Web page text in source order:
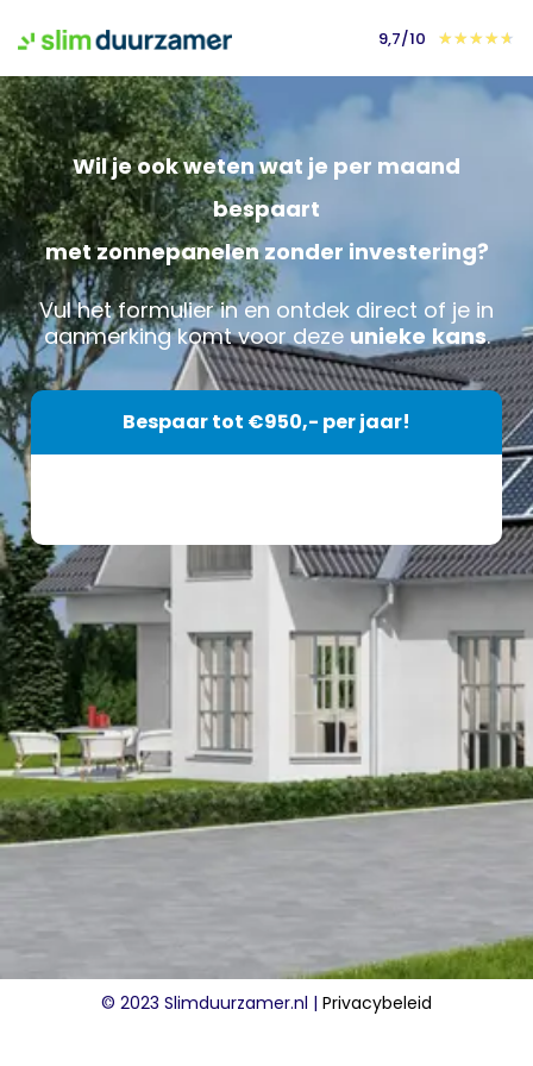
9,7/10 ★★★★★
Wil je ook weten wat je per maand
bespaart
met zonnepanelen zonder investering?
Vul het formulier in en ontdek direct of je in
aanmerking komt voor deze unieke kans.
Bespaar tot €950,- per jaar!
© 2023 Slimduurzamer.nl | Privacybeleid